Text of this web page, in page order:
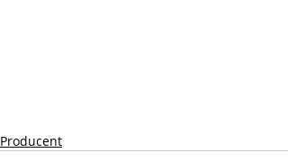
Producent